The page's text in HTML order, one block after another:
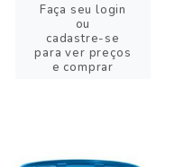
Faça seu login
ou
cadastre-se
para ver preços
e comprar